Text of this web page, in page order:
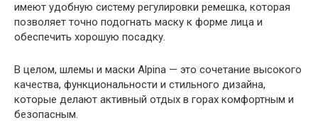
имеют удобную систему регулировки ремешка, которая
позволяет точно подогнать маску к форме лица и
обеспечить хорошую посадку.
В целом, шлемы и маски Alpina — это сочетание высокого
качества, функциональности и стильного дизайна,
которые делают активный отдых в горах комфортным и
безопасным.